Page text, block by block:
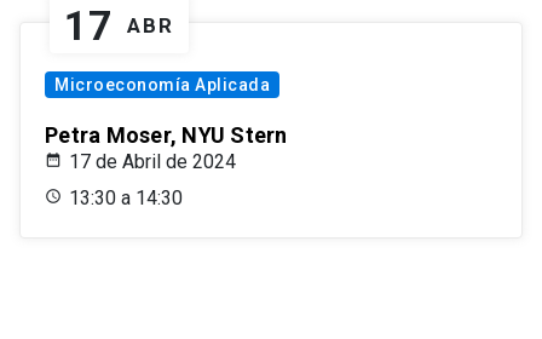
17 ABR
Microeconomía Aplicada
Petra Moser, NYU Stern
17 de Abril de 2024
13:30 a 14:30